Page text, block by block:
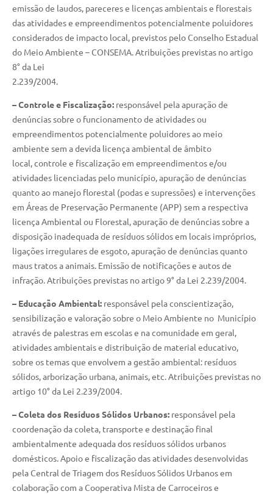
emissão de laudos, pareceres e licenças ambientais e florestais
das atividades e empreendimentos potencialmente poluidores
considerados de impacto local, previstos pelo Conselho Estadual
do Meio Ambiente – CONSEMA. Atribuições previstas no artigo
8° da Lei
2.239/2004.
– Controle e Fiscalização: responsável pela apuração de
denúncias sobre o funcionamento de atividades ou
empreendimentos potencialmente poluidores ao meio
ambiente sem a devida licença ambiental de âmbito
local, controle e fiscalização em empreendimentos e/ou
atividades licenciadas pelo município, apuração de denúncias
quanto ao manejo florestal (podas e supressões) e intervenções
em Áreas de Preservação Permanente (APP) sem a respectiva
licença Ambiental ou Florestal, apuração de denúncias sobre a
disposição inadequada de resíduos sólidos em locais impróprios,
ligações irregulares de esgoto, apuração de denúncias quanto
maus tratos a animais. Emissão de notificações e autos de
infração. Atribuições previstas no artigo 9° da Lei 2.239/2004.
– Educação Ambiental: responsável pela conscientização,
sensibilização e valoração sobre o Meio Ambiente no Município
através de palestras em escolas e na comunidade em geral,
atividades ambientais e distribuição de material educativo,
sobre os temas que envolvem a gestão ambiental: resíduos
sólidos, arborização urbana, animais, etc. Atribuições previstas no
artigo 10° da Lei 2.239/2004.
– Coleta dos Resíduos Sólidos Urbanos: responsável pela
coordenação da coleta, transporte e destinação final
ambientalmente adequada dos resíduos sólidos urbanos
domésticos. Apoio e fiscalização das atividades desenvolvidas
pela Central de Triagem dos Resíduos Sólidos Urbanos em
colaboração com a Cooperativa Mista de Carroceiros e